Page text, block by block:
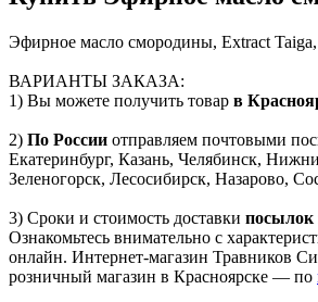
Эфирное масло смородины, Extract
ВАРИАНТЫ ЗАКАЗА:
1) Вы можете получить товар в
2) По России отправляем почтовыми
Екатеринбург, Казань, Челябинск,
Зеленогорск, Лесосибирск, Назарово,
3) Сроки и стоимость доставки посылок
Ознакомьтесь внимательно с
онлайн. Интернет-магазин Травников
розничный магазин в Красноярске — по